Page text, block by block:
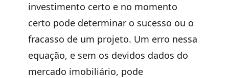
investimento certo e no momento
certo pode determinar o sucesso ou o
fracasso de um projeto. Um erro nessa
equação, e sem os devidos dados do
mercado imobiliário, pode